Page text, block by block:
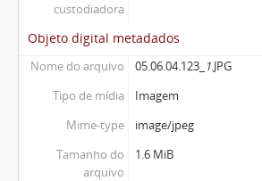
custodiadora
Objeto digital metadados
Nome do arquivo 05.06.04.123_ 1.JPG
Tipo de mídia
Imagem
Mime-type
image/jpeg
Tamanho do
arquivo
1.6 MiB